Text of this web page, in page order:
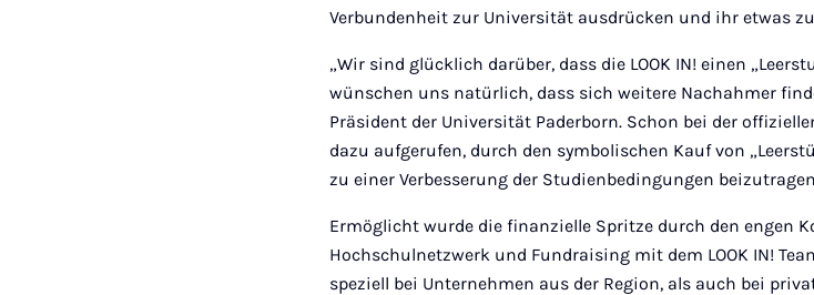
Verbundenheit zur Universität ausdrücken und ihr etwas
„Wir sind glücklich darüber, dass die LOOK IN! einen
wünschen uns natürlich, dass sich weitere Nachahmer
Präsident der Universität Paderborn. Schon bei der
dazu aufgerufen, durch den symbolischen Kauf von
zu einer Verbesserung der Studienbedingungen
Ermöglicht wurde die finanzielle Spritze durch den engen
Hochschulnetzwerk und Fundraising mit dem LOOK IN!
speziell bei Unternehmen aus der Region, als auch bei